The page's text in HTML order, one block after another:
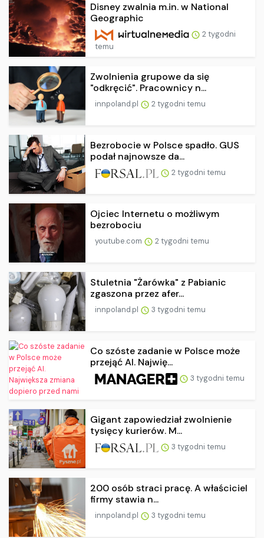
Disney zwalnia m.in. w National
Geographic
2 tygodni
temu
Zwolnienia grupowe da się
"odkręcić". Pracownicy n...
innpoland.pl 2 tygodni temu
Bezrobocie w Polsce spadło. GUS
podał najnowsze da...
2 tygodni temu
Ojciec Internetu o możliwym
bezrobociu
youtube.com 2 tygodni temu
Stuletnia "Żarówka" z Pabianic
zgaszona przez afer...
innpoland.pl 3 tygodni temu
Co szóste zadanie w Polsce może
przejąć AI. Najwię...
3 tygodni temu
Gigant zapowiedział zwolnienie
tysięcy kurierów. M...
3 tygodni temu
200 osób straci pracę. A właściciel
firmy stawia n...
innpoland.pl 3 tygodni temu